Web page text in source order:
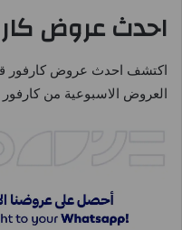
احدث عروض
اكتشف احدث عروض كارفور
العروض الاسبوعية من